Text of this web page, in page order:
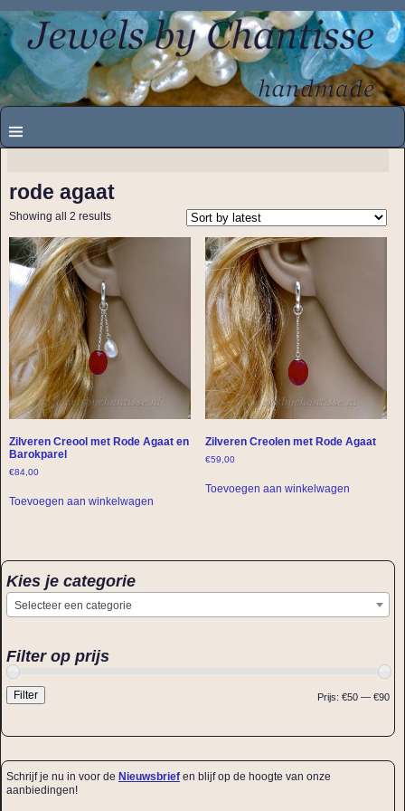
rode agaat
Showing all 2 results
Zilveren Creool met Rode Agaat en
Barokparel
€84,00
Toevoegen aan winkelwagen
Zilveren Creolen met Rode Agaat
€59,00
Toevoegen aan winkelwagen
Kies je categorie
Selecteer een categorie
Filter op prijs
Filter Prijs: €50 — €90
Schrijf je nu in voor de Nieuwsbrief en blijf op de hoogte van onze
aanbiedingen!